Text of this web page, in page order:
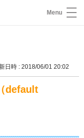
Menu
日時 : 2018/06/01 20:02
default